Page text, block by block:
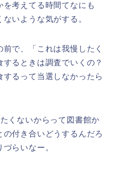
考えてる時間てなにも
いような気がする。
で、「これは我慢したく
るときは調査でいくの？
るって当選しなかったら
くないからって図書館か
付き合いどうするんだろ
らいなー。